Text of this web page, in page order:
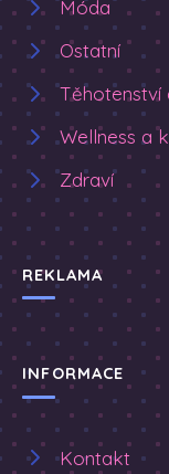
Móda
Ostatní
Těhotenství
Wellness a
Zdraví
REKLAMA
INFORMACE
Kontakt